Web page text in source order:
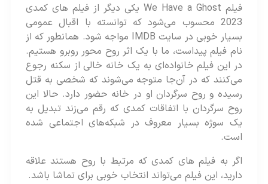
فیلم We Have a Ghost یکی دیگر از فیلم های کمدی
2023 محسوب می‌شود که توانسته با اقبال عمومی
بسیار خوبی در سایت IMDB مواجه شود. همانطور که از
نام فیلم پیداست، ما با یک اثر روح محور روبرو هستیم.
در این فیلم خانواده‌ای به یک خانه خالی از سکنه رجوع
می‌کنند که در آن‌جا متوجه می‌شوند که شخصی به قتل
رسیده و روح سرگردان او در خانه حضور دارد. حالا این
روح سرگردان با اتفاقات کمدی که رقم می‌زند تبدیل به
یک سوژه بسیار معروف در شبکه‌های اجتماعی شده
اگر به فیلم‌ های کمدی که مرتبط با روح هستند علاقه
دارید، این فیلم می‌تواند انتخاب خوبی برای تماشا باشد.